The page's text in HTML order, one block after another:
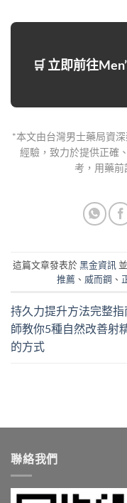
🛒 立即前往
*本文由台灣男士藥局資
經驗，致力於提供正確
考，用藥前
這篇文章發表於黑金資訊
推薦 、 威而鋼 、
持久力提升方法完整指
師教你5種自然改善射
的方式
聯絡我們